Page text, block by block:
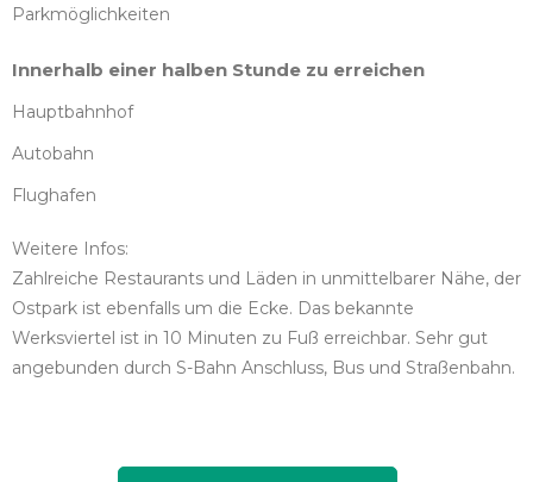
Parkmöglichkeiten
Innerhalb einer halben Stunde zu erreichen
Hauptbahnhof
Autobahn
Flughafen
Weitere Infos:
Zahlreiche Restaurants und Läden in unmittelbarer Nähe, der
Ostpark ist ebenfalls um die Ecke. Das bekannte
Werksviertel ist in 10 Minuten zu Fuß erreichbar. Sehr gut
angebunden durch S-Bahn Anschluss, Bus und Straßenbahn.